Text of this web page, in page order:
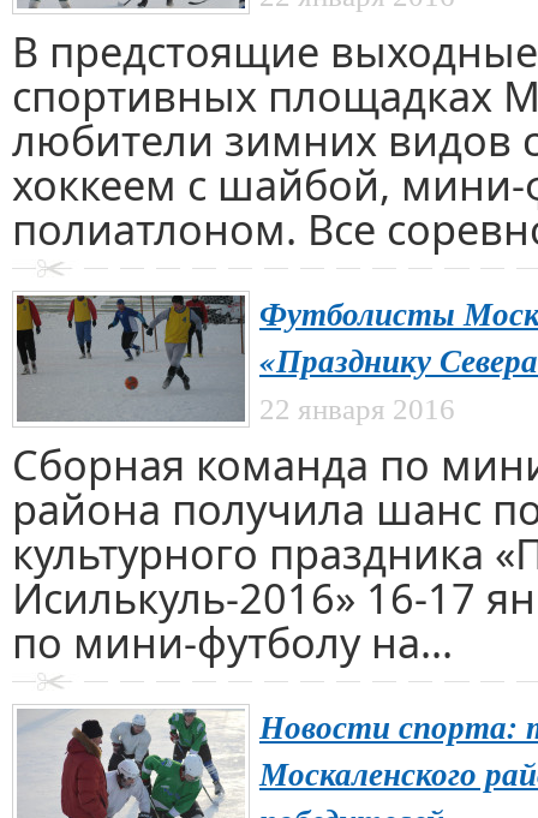
В предстоящие
спортивных площадках
любители зимних видов
хоккеем с шайбой, мини-
полиатлоном. Все
Футболисты
«Празднику
22 января 2016
Сборная команда по
района получила шанс
культурного праздника
Исилькуль-2016» 16-17
по мини-футболу на...
Новости спорта:
Москаленского